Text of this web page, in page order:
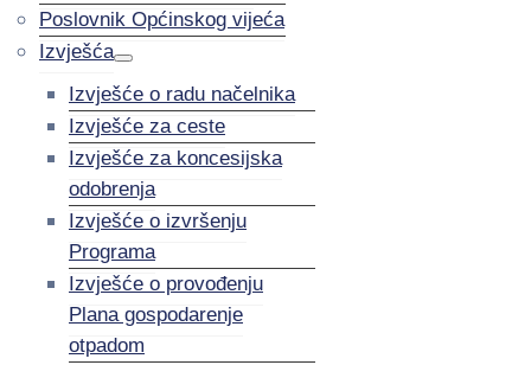
Poslovnik Općinskog vijeća
Izvješća
Izvješće o radu načelnika
Izvješće za ceste
Izvješće za koncesijska
odobrenja
Izvješće o izvršenju
Programa
Izvješće o provođenju
Plana gospodarenje
otpadom